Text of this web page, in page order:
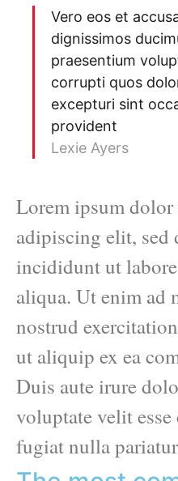
Vero eos et
dignissimos
praesentium
corrupti quos
excepturi sint
provident
Lexie Ayers
Lorem ipsum dolor
adipiscing elit, sed
incididunt ut
aliqua. Ut enim ad
nostrud
ut aliquip ex ea
Duis aute irure
voluptate velit
fugiat nulla